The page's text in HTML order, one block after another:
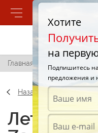
Позвонить
Главная / Cooper Zeon
Назад
Летние
Хотите
на
Подпишитесь
предложения и